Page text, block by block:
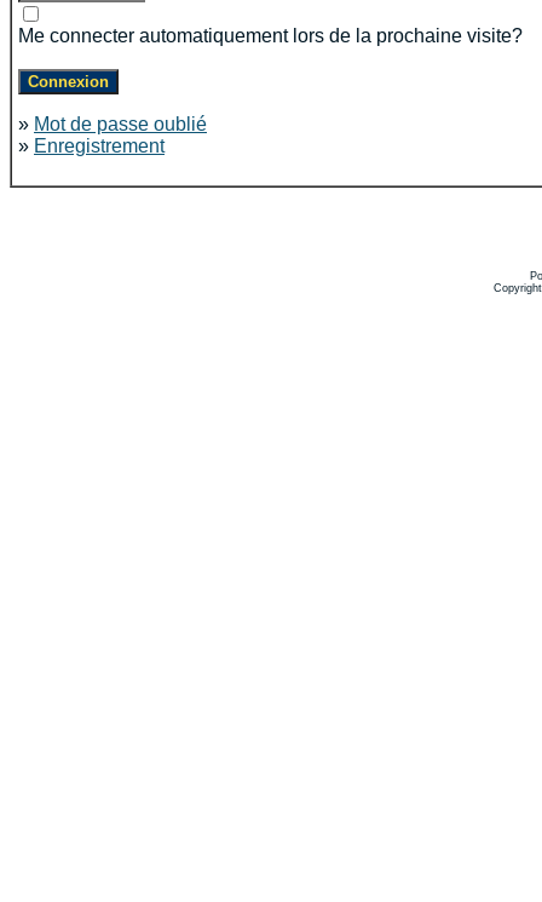
Me connecter automatiquement lors de la prochaine visite?
» Mot de passe oublié
» Enregistrement